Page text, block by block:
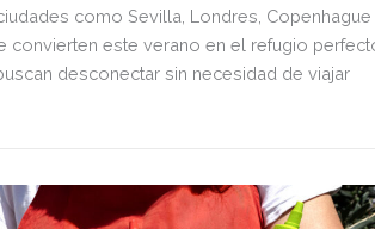
como Sevilla, Londres,
convierten este verano en el refugio
desconectar sin necesidad de viajar